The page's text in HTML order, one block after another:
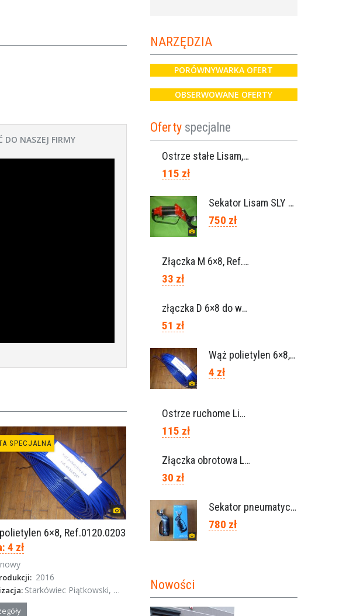
DO NASZEJ FIRMY
SPECJALNA
6×8, Ref.0120.0203
4 zł
2016
Starkówiec Piątkowski, Wielkopolska
NARZĘDZIA
PORÓWNYWARKA OFERT
OBSERWOWANE OFERTY
Oferty specjalne
Ostrze stałe Lisam, Ref. A1206
115 zł
Sekator Lisam SLY / przedłużki 0,5m 1m (Włochy)
750 zł
Złączka M 6×8, Ref. 0115.0102
33 zł
złączka D 6×8 do węża, Ref. 0113.0106
51 zł
Wąż polietylen 6×8, Ref.0120.0203
4 zł
Ostrze ruchome Lisam, Ref. A1208
115 zł
Złączka obrotowa Lisam do węża 6×8 / Ref. 0160.0100
30 zł
Sekator pneumatyczny VICTORY (Campagnola Włochy)
780 zł
Nowości